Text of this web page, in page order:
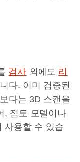
검사 외에도 리
다. 이미 검증된
다는 3D 스캔을
, 점토 모델이나
사용할 수 있습